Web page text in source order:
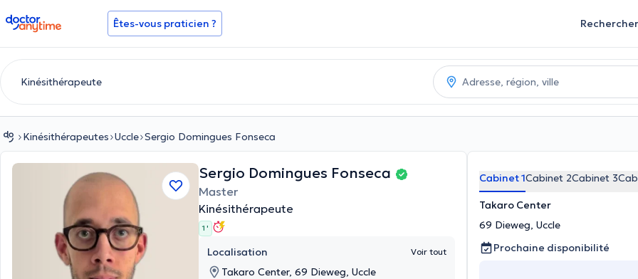
doctoranytime Êtes-vous praticien ? Rechercher
Kinésithérapeutes Uccle Sergio Domingues Fonseca
Sergio Domingues Fonseca
Master
Kinésithérapeute
1 '
Localisation Voir tout
Takaro Center, 69 Dieweg, Uccle
Cabinet 1Cabinet 2Cabinet 3
Takaro Center
69 Dieweg, Uccle
Prochaine disponibilité